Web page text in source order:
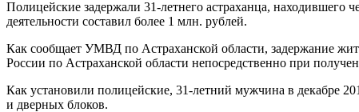
Полицейские задержали 31-летнего астраханца, находившего
деятельности составил более 1 млн. рублей.
Как сообщает УМВД по Астраханской области, задержание
России по Астраханской области непосредственно при
Как установили полицейские, 31-летний мужчина в декабре
и дверных блоков.